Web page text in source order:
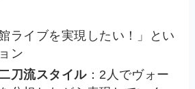
ライブを実現したい！」とい
ン
刀流スタイル：2人でヴォー